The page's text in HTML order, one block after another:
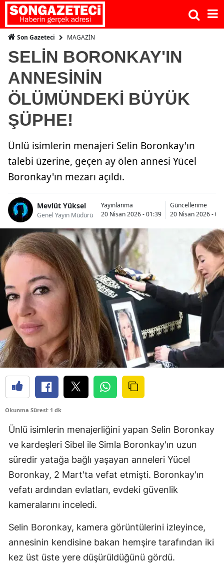
Son Gazeteci MAGAZİN
SELİN BORONKAY'IN
ANNESİNİN
ÖLÜMÜNDEKİ BÜYÜK
ŞÜPHE!
Ünlü isimlerin menajeri Selin Boronkay'ın
talebi üzerine, geçen ay ölen annesi Yücel
Boronkay'ın mezarı açıldı.
Mevlüt Yüksel
Genel Yayın Müdürü
Yayınlanma
20 Nisan 2026 - 01:39
Güncellenme
20 Nisan 2026 -
Okunma Süresi: 1 dk
Ünlü isimlerin menajerliğini yapan Selin Boronkay
ve kardeşleri Sibel ile Simla Boronkay'ın uzun
süredir yatağa bağlı yaşayan anneleri Yücel
Boronkay, 2 Mart'ta vefat etmişti. Boronkay'ın
vefatı ardından evlatları, evdeki güvenlik
kameralarını inceledi.
Selin Boronkay, kamera görüntülerini izleyince,
annesinin kendisine bakan hemşire tarafından iki
kez üst üste yere düşürüldüğünü gördü.